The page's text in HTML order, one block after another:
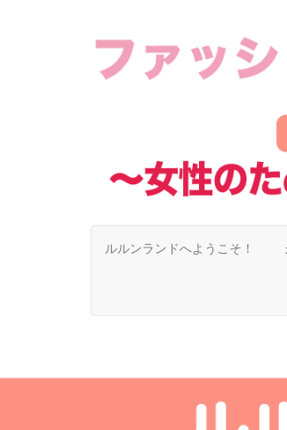
ルルンランドへようこそ！